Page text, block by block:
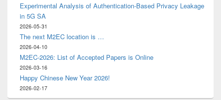
Experimental Analysis of Authentication-Based Privacy Leakage
in 5G SA
2026-05-31
The next M2EC location is …
2026-04-10
M2EC-2026: List of Accepted Papers is Online
2026-03-16
Happy Chinese New Year 2026!
2026-02-17